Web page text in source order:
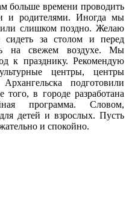
больше времени проводить
и родителями. Иногда мы
слишком поздно. Желаю
за столом и перед
на свежем воздухе. Мы
к празднику. Рекомендую
центры, центры
подготовили
в городе разработана
программа. Словом,
детей и взрослых. Пусть
и спокойно.